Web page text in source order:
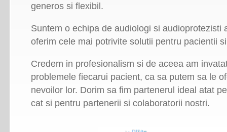
generos si flexibil.
Suntem o echipa de audiologi si audioprotezisti
oferim cele mai potrivite solutii pentru pacientii
Credem in profesionalism si de aceea am
problemele fiecarui pacient, ca sa putem sa le
nevoilor lor. Dorim sa fim partenerul ideal atat
cat si pentru partenerii si colaboratorii nostri.